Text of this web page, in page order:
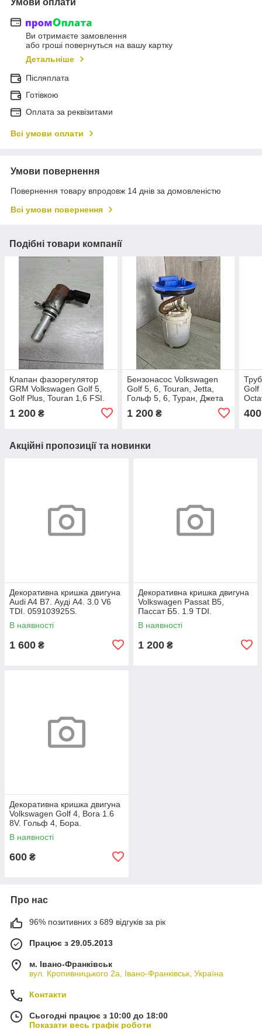
Ви отримаєте замовлення
або гроші повернуться на вашу картку
Детальніше
Післяплата
Готівкою
Оплата за реквізитами
Всі умови оплати
Умови повернення
Повернення товару впродовж 14 днів за домовленістю
Всі умови повернення
Подібні товари компанії
Клапан фазорегулятор
GRM Volkswagen Golf 5,
Golf Plus, Touran 1,6 FSI.
1 200 ₴
Бензонасос Volkswagen
Golf 5, 6, Touran, Jetta,
Гольф 5, 6, Туран, Джета
1K0919051AE.
1 200₴
Golf
400
Акційні пропозиції та новинки
Декоративна кришка двигуна
Audi A4 B7. Ауді А4. 3.0 V6
TDI. 059103925S.
В наявності
1 600 ₴
Декоративна кришка двигуна
Volkswagen Passat B5,
Пассат Б5. 1.9 TDI.
038103925AP.
В наявності
1 200 ₴
Декоративна кришка двигуна
Volkswagen Golf 4, Bora 1.6
8V. Гольф 4, Бора.
06A103925AC.
В наявності
600 ₴
Про нас
96% позитивних з 689 відгуків за рік
Працює з 29.05.2013
м. Івано-Франківськ
вул. Кропивницького 2а, Івано-Франківськ, Україна
Контакти
Сьогодні працює з 10:00 до 18:00
Показати весь графік роботи